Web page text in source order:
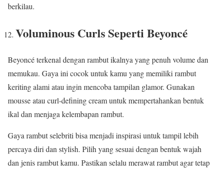
berkilau.
Voluminous Curls Seperti Beyoncé
Beyoncé terkenal dengan rambut ikalnya yang penuh volume dan
memukau. Gaya ini cocok untuk kamu yang memiliki rambut
keriting alami atau ingin mencoba tampilan glamor. Gunakan
mousse atau curl-defining cream untuk mempertahankan bentuk
ikal dan menjaga kelembapan rambut.
Gaya rambut selebriti bisa menjadi inspirasi untuk tampil lebih
percaya diri dan stylish. Pilih yang sesuai dengan bentuk wajah
dan jenis rambut kamu. Pastikan selalu merawat rambut agar tetap